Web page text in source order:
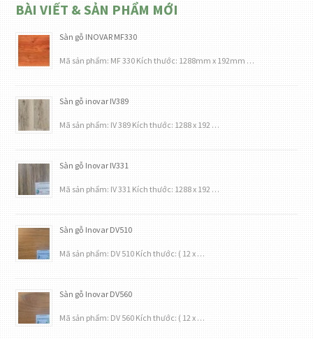
BÀI VIẾT & SẢN PHẨM MỚI
Sàn gỗ INOVAR MF330
Mã sản phẩm: MF 330 Kích thước: 1288mm x 192mm …
Sàn gỗ inovar IV389
Mã sản phẩm: IV 389 Kích thước: 1288 x 192 …
Sàn gỗ Inovar IV331
Mã sản phẩm: IV 331 Kích thước: 1288 x 192 …
Sàn gỗ Inovar DV510
Mã sản phẩm: DV 510 Kích thước: ( 12 x …
Sàn gỗ Inovar DV560
Mã sản phẩm: DV 560 Kích thước: ( 12 x …